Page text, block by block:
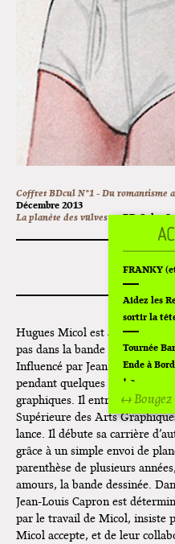
Coffret BDcul N°1 - Du romantisme
Décembre 2013
La planète des vülves ↗, BD Cul ,
Hugues Micol est attiré très
pas dans la bande dessinée à
Influencé par Jean Giraud,
pendant quelques années la
graphiques. Il entre alors en
Supérieure des Arts
lance. Il débute sa carrière
grâce à un simple envoi de
parenthèse de plusieurs
amours, la bande dessinée.
Jean-Louis Capron est
par le travail de Micol, insiste
Micol accepte, et de leur
↔ Bougez
FRANKY
Aidez les
sortir la
Tournée
Ende à
!
Off Of Off
Superette
Cardon